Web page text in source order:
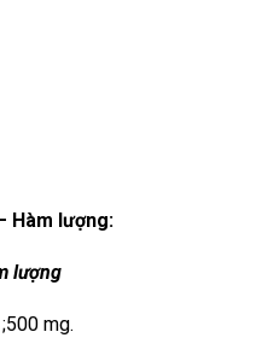
Hàm lượng:
lượng
mg.